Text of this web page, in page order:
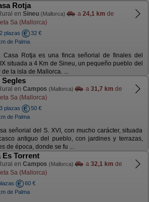
Rotja
en Sineu (Mallorca) a 24,1 km de
Sa (Mallorca)
plazas
32 €
de Palma
Casa Rotja es una finca señorial de finales del
situada a 4 Km de Sineu, un pequeño pueblo del
de la isla de Mallorca. ...
Segles
en Campos (Mallorca) a 31,7 km de
Sa (Mallorca)
plazas
50 €
de Palma
señorial del S. XVI, con mucho carácter, situada
antiguo del pueblo, con jardines y terrazas,
de época, donde se fu ...
Es Torrent
en Campos (Mallorca) a 32,1 km de
Sa (Mallorca)
60 €
de Palma